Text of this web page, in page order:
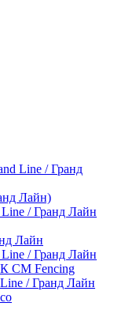
Line / Гранд
Лайн)
/ Гранд Лайн
Лайн
/ Гранд Лайн
CM Fencing
/ Гранд Лайн